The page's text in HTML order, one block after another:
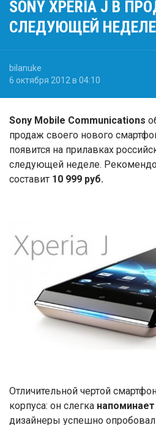
SONY XPERIA J В
СЛЕДУЮЩЕЙ НЕДЕЛЕ
bilanuke
6 октября 2012 в 04:10
Sony Mobile Communications
продаж своего нового
появится на прилавках
следующей неделе.
составит 10 999 руб.
Отличительной чертой
корпуса: он слегка напоминает
дизайнеры успешно